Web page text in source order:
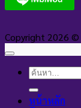
Copyright 2026 ©
ค้นหา:
หน้าหลัก